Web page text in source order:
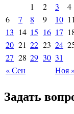
« Сен Ноя »
1 2 3 4
6
7 8 9 10 11
13 14 15 16 17
20 21 22 23 24
27 28 29 30 31
Задать